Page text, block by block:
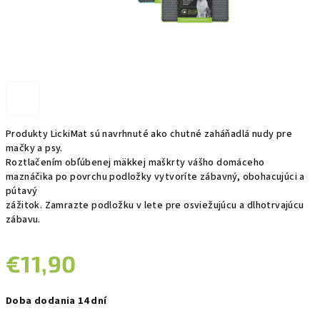
Produkty LickiMat sú navrhnuté ako chutné zaháňadlá nudy pre
mačky a psy.
Roztlačením obľúbenej mäkkej maškrty vášho domáceho
maznáčika po povrchu podložky vytvoríte zábavný, obohacujúci a
pútavý
zážitok. Zamrazte podložku v lete pre osviežujúcu a dlhotrvajúcu
zábavu.
€11,90
cena:
Doba dodania 14 dní